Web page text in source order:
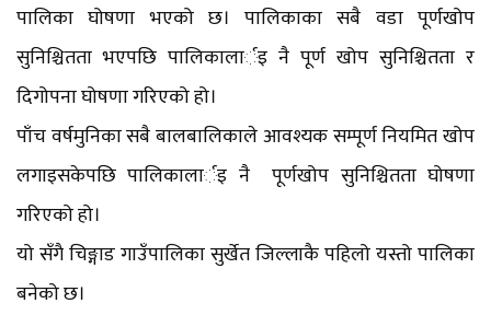
पालिका घोषणा भएको छ। पालिकाका सबै वडा पूर्णखोप
सुनिश्चितता भएपछि पालिकालार्इ नै पूर्ण खोप सुनिश्चितता र
दिगोपना घोषणा गरिएको हो।
पाँच वर्षमुनिका सबै बालबालिकाले आवश्यक सम्पूर्ण नियमित खोप
लगाइसकेपछि पालिकालार्इ नै पूर्णखोप सुनिश्चितता घोषणा
गरिएको हो।
यो सँगै चिङ्गाड गाउँपालिका सुर्खेत जिल्लाकै पहिलो यस्तो पालिका
बनेको छ।